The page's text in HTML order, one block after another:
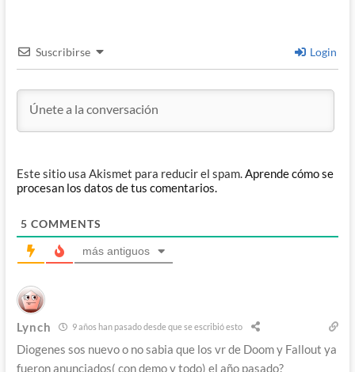
Suscribirse Login
Este sitio usa Akismet para reducir el spam.Aprende cómo se
procesan los datos de tus comentarios.
5 COMMENTS
más antiguos
Lynch 9 años han pasado desde que se escribió esto
Diogenes sos nuevo o no sabia que los vr de Doom y Fallout ya
fueron anunciados( con demo y todo) el año pasado?